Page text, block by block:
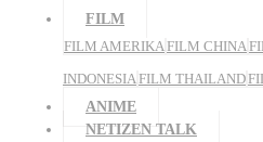
FILM
FILM AMERIKAFILM CHINA
INDONESIAFILM THAILAND
ANIME
NETIZEN TALK